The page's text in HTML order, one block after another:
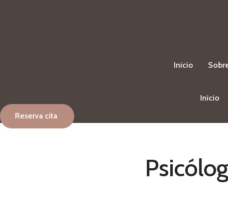
Inicio
Inicio
Reserva cita